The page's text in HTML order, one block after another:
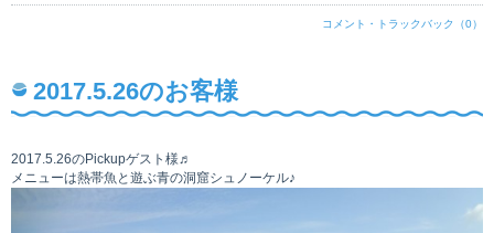
コメント・トラックバック（0）
2017.5.26のお客様
2017.5.26のPickupゲスト様♬
メニューは熱帯魚と遊ぶ青の洞窟シュノーケル♪